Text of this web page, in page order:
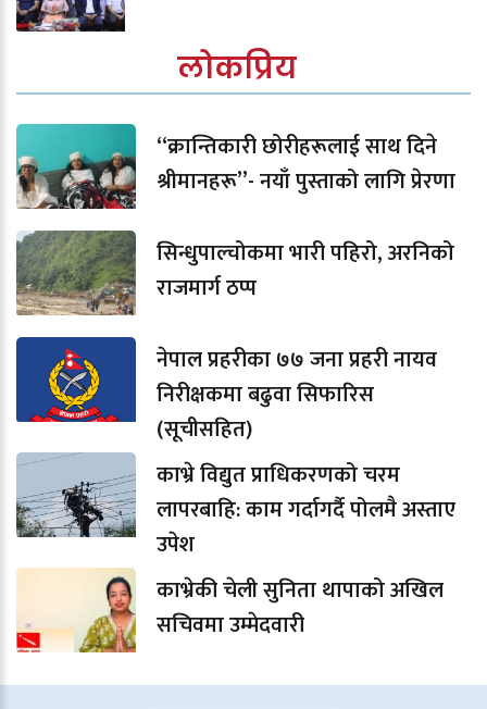
लोकप्रिय
“क्रान्तिकारी छोरीहरूलाई साथ दिने
श्रीमानहरू”- नयाँ पुस्ताको लागि प्रेरणा
सिन्धुपाल्चोकमा भारी पहिरो, अरनिको
राजमार्ग ठप्प
नेपाल प्रहरीका ७७ जना प्रहरी नायव
निरीक्षकमा बढुवा सिफारिस
(सूचीसहित)
काभ्रे विद्युत प्राधिकरणको चरम
लापरबाहि: काम गर्दागर्दै पोलमै अस्ताए
उपेश
काभ्रेकी चेली सुनिता थापाको अखिल
सचिवमा उम्मेदवारी